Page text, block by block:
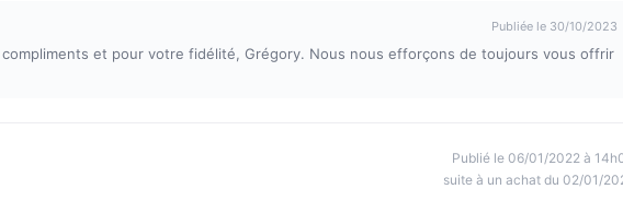
Publiée le 30/10/2023
et pour votre fidélité, Grégory. Nous nous efforçons de toujours vous offrir
Publié le 06/01/2022 à
suite à un achat du 02/01/